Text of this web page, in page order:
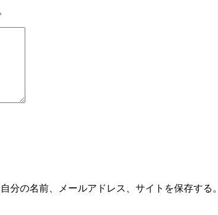
分の名前、メールアドレス、サイトを保存する。